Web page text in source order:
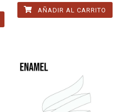
AÑADIR AL CARRITO